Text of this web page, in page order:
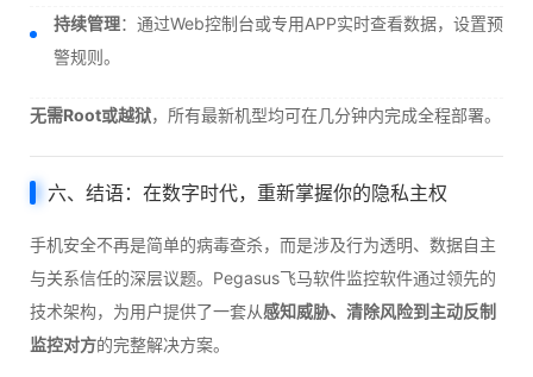
持续管理：通过Web控制台或专用APP实时查看数据，设置预
警规则。
无需Root或越狱，所有最新机型均可在几分钟内完成全程部署。
六、结语：在数字时代，重新掌握你的隐私主权
手机安全不再是简单的病毒查杀，而是涉及行为透明、数据自主
与关系信任的深层议题。Pegasus飞马软件监控软件通过领先的
技术架构，为用户提供了一套从感知威胁、清除风险到主动反制
监控对方的完整解决方案。